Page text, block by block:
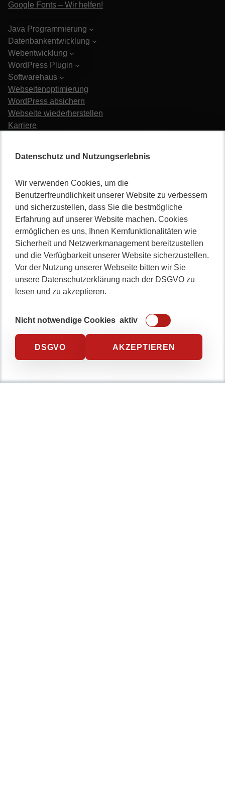
Datenschutz und Nutzungserlebnis
Wir verwenden Cookies, um die
Benutzerfreundlichkeit unserer Website zu verbessern
und sicherzustellen, dass Sie die bestmögliche
Erfahrung auf unserer Website machen. Cookies
ermöglichen es uns, Ihnen Kernfunktionalitäten wie
Sicherheit und Netzwerkmanagement bereitzustellen
und die Verfügbarkeit unserer Website sicherzustellen.
Vor der Nutzung unserer Webseite bitten wir Sie
unsere Datenschutzerklärung nach der DSGVO zu
lesen und zu akzeptieren.
Nicht notwendige Cookies aktiv
DSGVO AKZEPTIEREN
Google Fonts – Wir helfen!
Java Programmierung
Datenbankentwicklung
Webentwicklung
WordPress Plugin
Softwarehaus
Webseitenoptimierung
WordPress absichern
Webseite wiederherstellen
Karriere
Nicht lange schnacken
gleich durchstarten!
0234 / 904 8115